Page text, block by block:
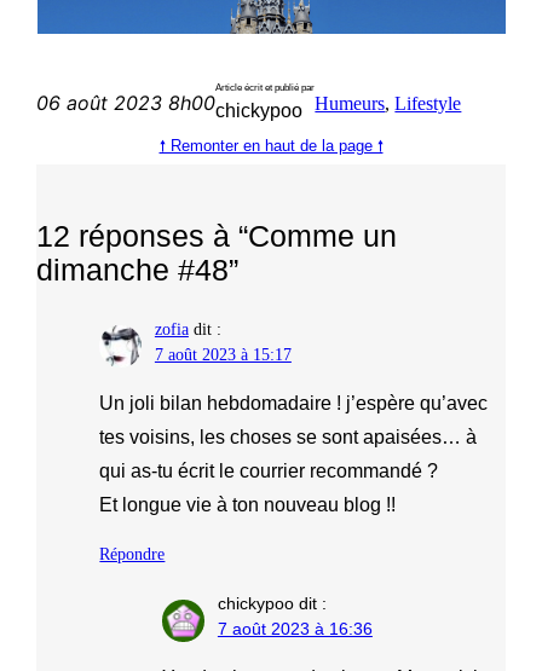
06 août 2023 8h00
Article écrit et publié par
chickypoo Humeurs, Lifestyle
🠕 Remonter en haut de la page 🠕
12 réponses à “Comme un
dimanche #48”
zofia dit :
7 août 2023 à 15:17
Un joli bilan hebdomadaire ! j’espère qu’avec
tes voisins, les choses se sont apaisées… à
qui as-tu écrit le courrier recommandé ?
Et longue vie à ton nouveau blog !!
Répondre
chickypoo dit :
7 août 2023 à 16:36